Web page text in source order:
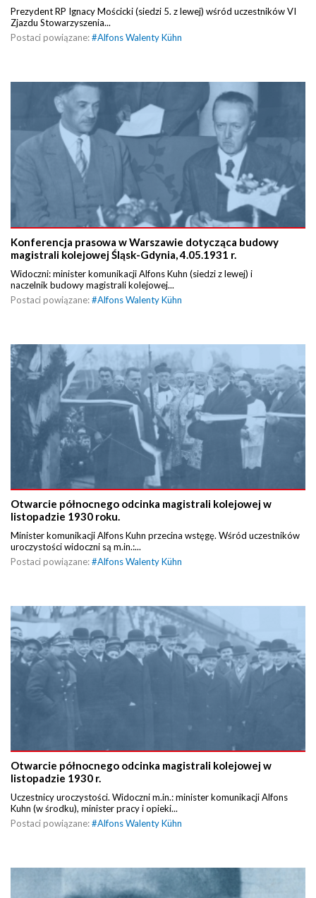
Prezydent RP Ignacy Mościcki (siedzi 5. z lewej) wśród uczestników VI
Zjazdu Stowarzyszenia...
Postaci powiązane:#Alfons Walenty Kühn
Konferencja prasowa w Warszawie dotycząca budowy
magistrali kolejowej Śląsk-Gdynia, 4.05.1931 r.
Widoczni: minister komunikacji Alfons Kuhn (siedzi z lewej) i
naczelnik budowy magistrali kolejowej...
Postaci powiązane:#Alfons Walenty Kühn
Otwarcie północnego odcinka magistrali kolejowej w
listopadzie 1930 roku.
Minister komunikacji Alfons Kuhn przecina wstęgę. Wśród uczestników
uroczystości widoczni są m.in.:...
Postaci powiązane:#Alfons Walenty Kühn
Otwarcie północnego odcinka magistrali kolejowej w
listopadzie 1930 r.
Uczestnicy uroczystości. Widoczni m.in.: minister komunikacji Alfons
Kuhn (w środku), minister pracy i opieki...
Postaci powiązane:#Alfons Walenty Kühn